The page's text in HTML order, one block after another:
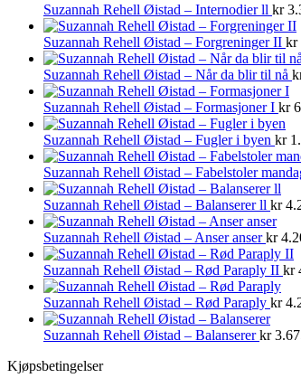
Suzannah Rehell Øistad – Internodier ll kr
Suzannah Rehell Øistad – Forgreninger II kr
Suzannah Rehell Øistad – Når da blir til nå
Suzannah Rehell Øistad – Formasjoner I kr
Suzannah Rehell Øistad – Fugler i byen kr
Suzannah Rehell Øistad – Fabelstoler
Suzannah Rehell Øistad – Balanserer ll kr
Suzannah Rehell Øistad – Anser anserkr
Suzannah Rehell Øistad – Rød Paraply II kr
Suzannah Rehell Øistad – Rød Paraply kr
Suzannah Rehell Øistad – Balansererkr
Kjøpsbetingelser